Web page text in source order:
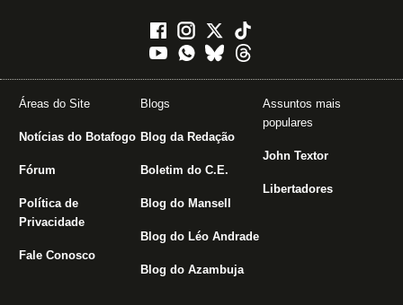
Áreas do Site
Notícias do Botafogo
Fórum
Política de
Privacidade
Fale Conosco
Blogs
Blog da Redação
Boletim do C.E.
Blog do Mansell
Blog do Léo Andrade
Blog do Azambuja
Assuntos mais
populares
John Textor
Libertadores